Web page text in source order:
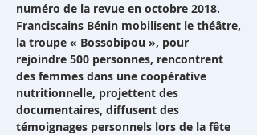
numéro de la revue en octobre 2018.
Franciscains Bénin mobilisent le théâtre,
la troupe « Bossobipou », pour
rejoindre 500 personnes, rencontrent
des femmes dans une coopérative
nutritionnelle, projettent des
documentaires, diffusent des
témoignages personnels lors de la fête